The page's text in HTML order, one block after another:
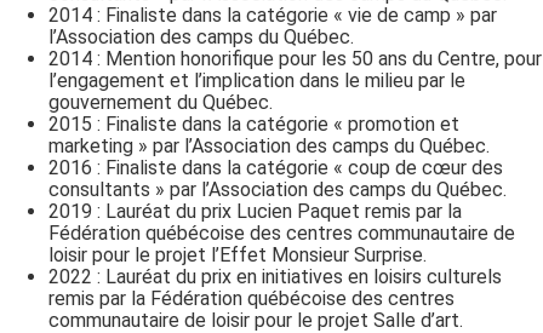
2014 : Finaliste dans la catégorie « vie de camp » par
l’Association des camps du Québec.
2014 : Mention honorifique pour les 50 ans du Centre, pour
l’engagement et l’implication dans le milieu par le
gouvernement du Québec.
2015 : Finaliste dans la catégorie « promotion et
marketing » par l’Association des camps du Québec.
2016 : Finaliste dans la catégorie « coup de cœur des
consultants » par l’Association des camps du Québec.
2019 : Lauréat du prix Lucien Paquet remis par la
Fédération québécoise des centres communautaire de
loisir pour le projet l’Effet Monsieur Surprise.
2022 : Lauréat du prix en initiatives en loisirs culturels
remis par la Fédération québécoise des centres
communautaire de loisir pour le projet Salle d’art.